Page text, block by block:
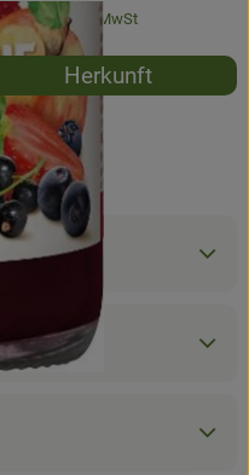
€ / l 7% MwSt
Herkunft
Es wurden